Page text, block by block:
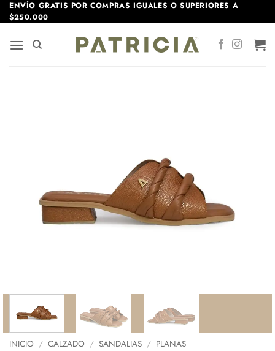
Saltar
al
contenido
ENVÍO GRATIS POR COMPRAS IGUALES O SUPERIORES A
$250.000
INICIO / CALZADO / SANDALIAS / PLANAS